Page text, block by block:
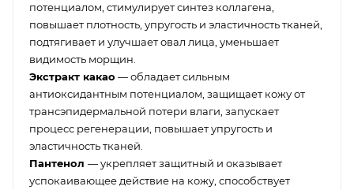
потенциалом, стимулирует синтез коллагена,
повышает плотность, упругость и эластичность тканей,
подтягивает и улучшает овал лица, уменьшает
видимость морщин.
Экстракт какао — обладает сильным
антиоксидантным потенциалом, защищает кожу от
трансэпидермальной потери влаги, запускает
процесс регенерации, повышает упругость и
эластичность тканей.
Пантенол — укрепляет защитный и оказывает
успокаивающее действие на кожу, способствует